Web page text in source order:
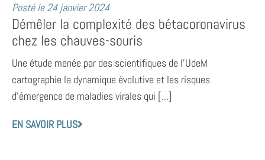
Posté le24 janvier 2024
Démêler la complexité des bétacoronavirus
chez les chauves-souris
Une étude menée par des scientifiques de l’UdeM
cartographie la dynamique évolutive et les risques
d’émergence de maladies virales qui [...]
EN SAVOIR PLUS